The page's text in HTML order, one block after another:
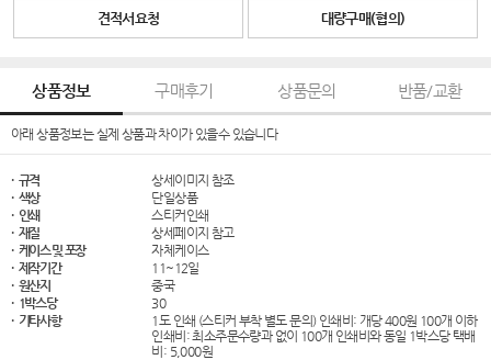
견적서요청 대량구매(협의)
상품정보 구매후기 상품문의 반품/교환
아래 상품정보는 실제 상품과 차이가 있을수 있습니다
· 규격
상세이미지 참조
· 색상
단일상품
· 인쇄
스티커인쇄
· 재질
상세페이지 참고
· 케이스 및 포장
자체케이스
· 제작기간
11~12일
· 원산지
중국
· 1박스당
30
· 기타사항
1도 인쇄 (스티커 부착 별도 문의) 인쇄비: 개당 400원 100개 이하
인쇄비: 최소주문수량과 없이 100개 인쇄비와 동일 1박스당 택배
비: 5,000원